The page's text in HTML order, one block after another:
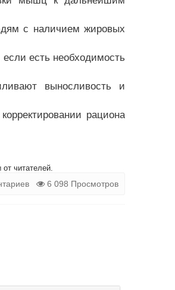
с наличием жировых
есть необходимость
выносливость и
рациона
читателей.
6 098 Просмотров